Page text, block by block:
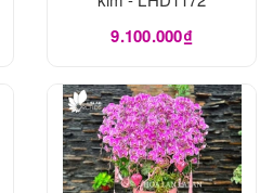
9.100.000₫